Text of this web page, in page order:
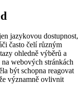
jazykovou dostupnost,
často čelí různým
ohledně výběrů a
webových stránkách
být schopna reagovat
významně ovlivnit